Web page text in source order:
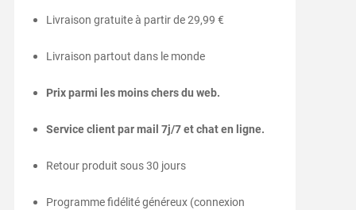
Livraison gratuite à partir de 29,99 €
Livraison partout dans le monde
Prix parmi les moins chers du web.
Service client par mail 7j/7 et chat en ligne.
Retour produit sous 30 jours
Programme fidélité généreux (connexion